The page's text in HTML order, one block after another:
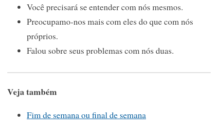
Você precisará se entender com nós mesmos.
Preocupamo-nos mais com eles do que com nós
próprios.
Falou sobre seus problemas com nós duas.
Veja também
Fim de semana ou final de semana